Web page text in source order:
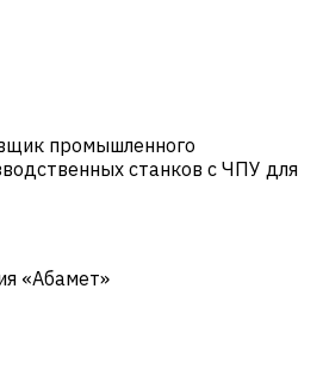
промышленного
станков с ЧПУ для
«Абамет»